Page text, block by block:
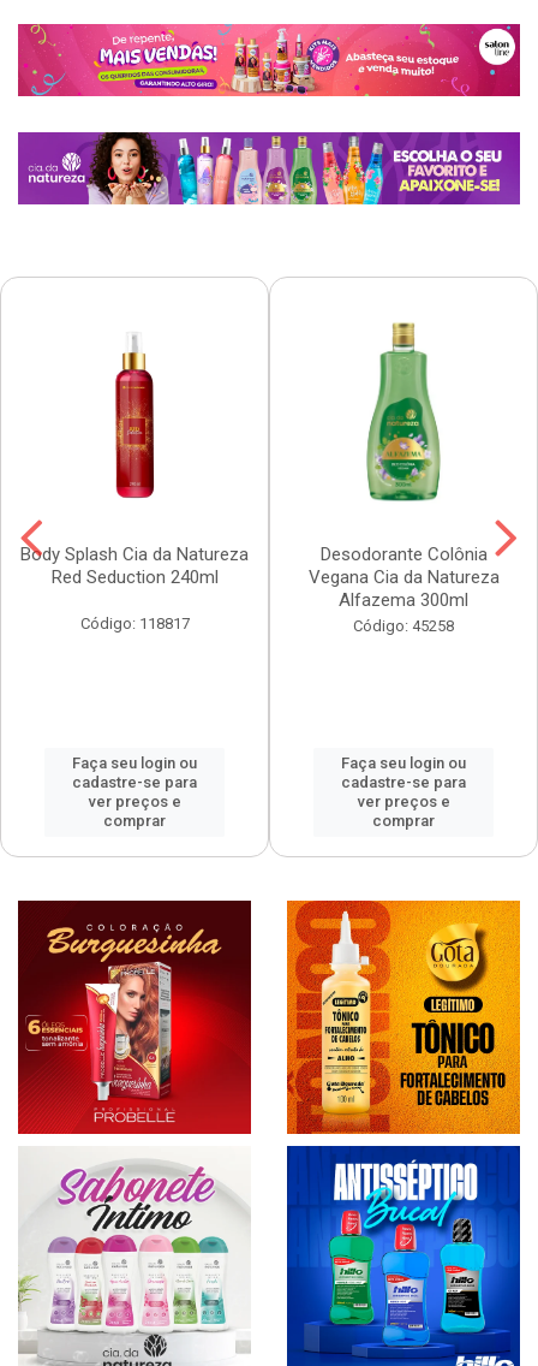
Body Splash Cia da Natureza
Red Seduction 240ml
Código: 118817
Faça seu login ou
cadastre-se para
ver preços e
comprar
Desodorante Colônia
Vegana Cia da Natureza
Alfazema 300ml
Código: 45258
Faça seu login ou
cadastre-se para
ver preços e
comprar